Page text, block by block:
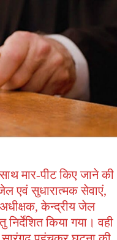
मार-पीट किए जाने की
एवं सुधारात्मक सेवाएं,
अधीक्षक, केन्द्रीय जेल
किया गया। वही